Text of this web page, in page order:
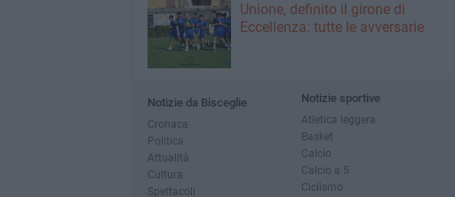
Unione, definito il girone di
Eccellenza: tutte le avversarie
Notizie da Bisceglie
Cronaca
Politica
Attualità
Cultura
Spettacoli
Notizie sportive
Atletica leggera
Basket
Calcio
Calcio a 5
Ciclismo